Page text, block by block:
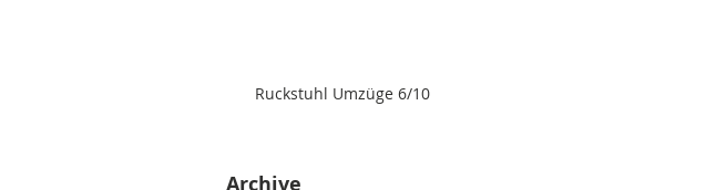
Ruckstuhl Umzüge 6/10
Archive